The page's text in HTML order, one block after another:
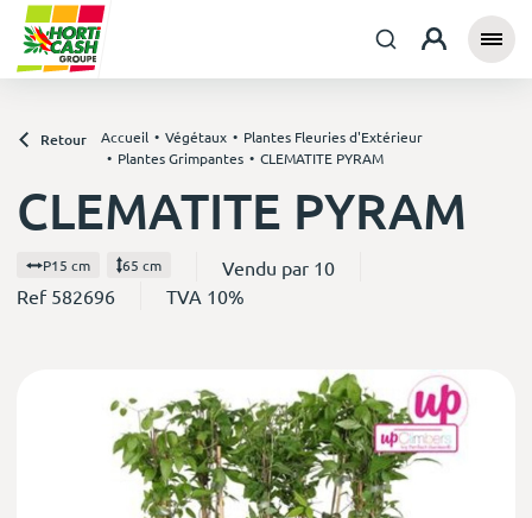
Retour Accueil Végétaux
Plantes Fleuries d'Extérieur
Plantes Grimpantes
CLEMATITE PYRAM
CLEMATITE PYRAM
P15 cm 65 cm
Vendu par 10
Ref 582696
TVA 10%